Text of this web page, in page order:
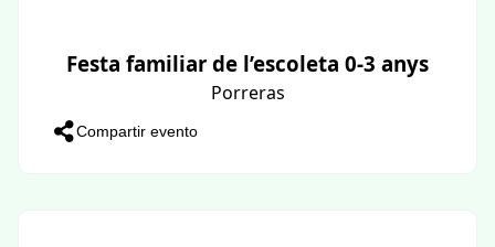
Festa familiar de l’escoleta 0-3 anys
Porreras
Compartir evento